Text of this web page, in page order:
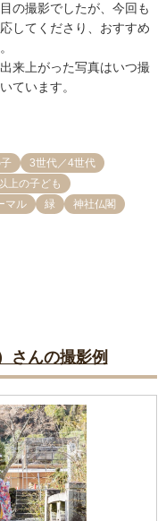
の撮影でしたが、今回も
してくださり、おすすめ
来上がった写真はいつ撮
ています。
3世代／4世代
上の子ども
マル 緑 神社仏閣
さんの撮影例